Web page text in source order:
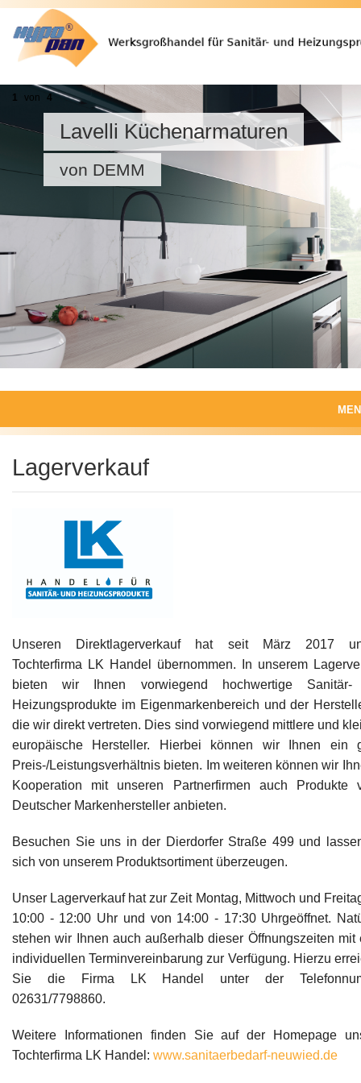
Lavelli Küchenarmaturen
von DEMM
1 von 4
Produkte
Produktwelten
Unternehmen
Impressum, Datenschutz
Lagerverkauf
Unseren Direktlagerverkauf hat seit März 2017
Tochterfirma LK Handel übernommen. In unserem
bieten wir Ihnen vorwiegend hochwertige Sanitär-
Heizungsprodukte im Eigenmarkenbereich und der
die wir direkt vertreten. Dies sind vorwiegend mittlere und
europäische Hersteller. Hierbei können wir Ihnen ein
Preis-/Leistungsverhältnis bieten. Im weiteren können wir
Kooperation mit unseren Partnerfirmen auch Produkte
Deutscher Markenhersteller anbieten.
Besuchen Sie uns in der Dierdorfer Straße 499 und
sich von unserem Produktsortiment überzeugen.
Unser Lagerverkauf hat zur Zeit Montag, Mittwoch und
10:00 - 12:00 Uhr und von 14:00 - 17:30 Uhrgeöffnet.
stehen wir Ihnen auch außerhalb dieser Öffnungszeiten mit
individuellen Terminvereinbarung zur Verfügung. Hierzu
Sie die Firma LK Handel unter der
02631/7798860.
Weitere Informationen finden Sie auf der Homepage
Tochterfirma LK Handel: www.sanitaerbedarf-neuwied.de